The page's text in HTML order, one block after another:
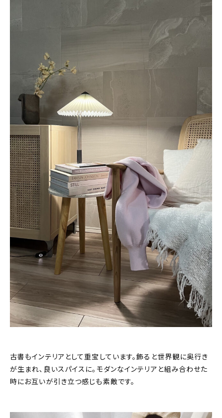
古書もインテリアとして重宝しています。飾ると世界観に奥行き
が生まれ、良いスパイスに。モダンなインテリアと組み合わせた
時にお互いが引き立つ感じも素敵です。